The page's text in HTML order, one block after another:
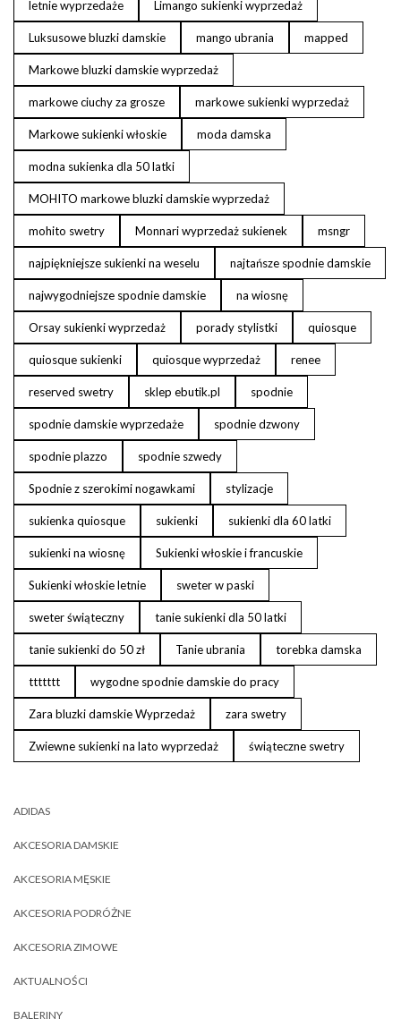
letnie wyprzedaże Limango sukienki wyprzedaż
Luksusowe bluzki damskie mango ubrania mapped
Markowe bluzki damskie wyprzedaż
markowe ciuchy za grosze markowe sukienki wyprzedaż
Markowe sukienki włoskie moda damska
modna sukienka dla 50 latki
MOHITO markowe bluzki damskie wyprzedaż
mohito swetry Monnari wyprzedaż sukienek msngr
najpiękniejsze sukienki na weselu najtańsze spodnie damskie
najwygodniejsze spodnie damskie na wiosnę
Orsay sukienki wyprzedaż porady stylistki quiosque
quiosque sukienki quiosque wyprzedaż renee
reserved swetry sklep ebutik.pl spodnie
spodnie damskie wyprzedaże spodnie dzwony
spodnie plazzo spodnie szwedy
Spodnie z szerokimi nogawkami stylizacje
sukienka quiosque sukienki sukienki dla 60 latki
sukienki na wiosnę Sukienki włoskie i francuskie
Sukienki włoskie letnie sweter w paski
sweter świąteczny tanie sukienki dla 50 latki
tanie sukienki do 50 zł Tanie ubrania torebka damska
ttttttt wygodne spodnie damskie do pracy
Zara bluzki damskie Wyprzedaż zara swetry
Zwiewne sukienki na lato wyprzedaż świąteczne swetry
ADIDAS
AKCESORIA DAMSKIE
AKCESORIA MĘSKIE
AKCESORIA PODRÓŻNE
AKCESORIA ZIMOWE
AKTUALNOŚCI
BALERINY